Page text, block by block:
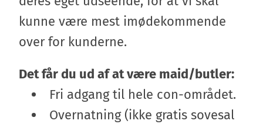
kunne være mest imødekommende
over for kunderne.
Det får du ud af at være maid/butler:
Fri adgang til hele con-området.
Overnatning (ikke gratis sovesal